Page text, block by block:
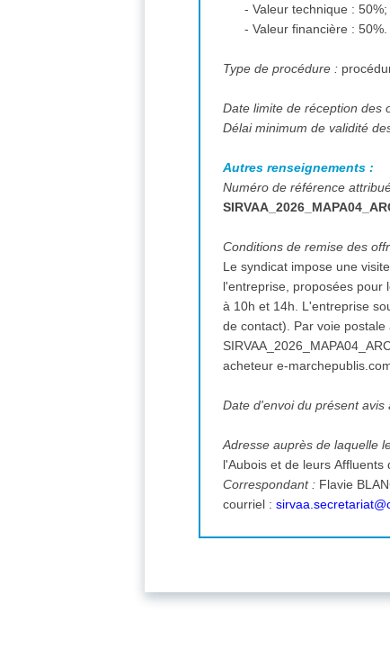
- Valeur technique : 50%;
- Valeur financière : 50%.
Type de procédure :
Date limite de réception des
Délai minimum de validité
Autres renseignements :
Numéro de référence
Conditions de remise des
Le syndicat impose une
l'entreprise, proposées pour
à 10h et 14h. L'entreprise
de contact). Par voie postale au 8 rue de l'Eglise - 18140 PRECY. La mention "CONSULTATION
acheteur e-
Date d'envoi du présent
Adresse auprès de laquelle
l'Aubois et de leurs Affluents
Correspondant : Flavie
courriel :